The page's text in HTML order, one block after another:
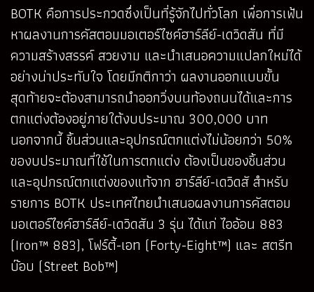
BOTK คือการประกวดซึ่งเป็นที่รู้จักไปทั่วโลก เพื่อการเฟ้น
หาผลงานการคัสตอมมอเตอร์ไซค์ฮาร์ลีย์-เดวิดสัน ที่มี
ความสร้างสรรค์ สวยงาม และนำเสนอความแปลกใหม่ได้
อย่างน่าประทับใจ โดยมีกติกาว่า ผลงานออกแบบขั้น
สุดท้ายจะต้องสามารถนำออกวิ่งบนท้องถนนได้และการ
ตกแต่งต้องอยู่ภายใต้งบประมาณ 300,000 บาท
นอกจากนี้ ชิ้นส่วนและอุปกรณ์ตกแต่งไม่น้อยกว่า 50%
ของบประมาณที่ใช้ในการตกแต่ง ต้องเป็นของชิ้นส่วน
และอุปกรณ์ตกแต่งของแท้จาก ฮาร์ลีย์-เดวิดสั สำหรับ
รายการ BOTK ประเทศไทยนำเสนอผลงานการคัสตอม
มอเตอร์ไซค์ฮาร์ลีย์-เดวิดสัน 3 รุ่น ได้แก่ ไออ้อน 883
(Iron™ 883), โฟร์ตี้-เอท (Forty-Eight™) และ สตรีท
บ๊อบ (Street Bob™)